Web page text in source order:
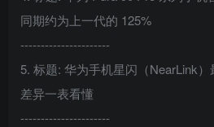
同期约为上一代的 125%
----------------------
5. 标题: 华为手机星闪（NearLink
差异一表看懂
----------------------